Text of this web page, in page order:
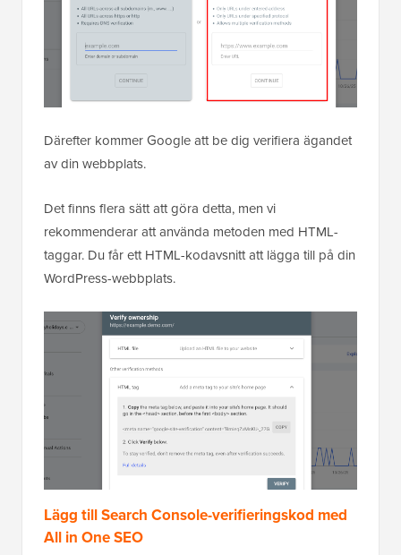
Därefter kommer Google att be dig verifiera ägandet
av din webbplats.
Det finns flera sätt att göra detta, men vi
rekommenderar att använda metoden med HTML-
taggar. Du får ett HTML-kodavsnitt att lägga till på din
WordPress-webbplats.
Lägg till Search Console-verifieringskod med
All in One SEO